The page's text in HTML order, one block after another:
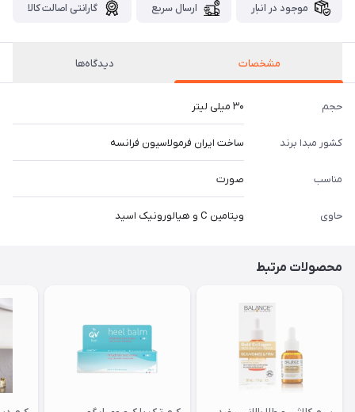
موجود در انبار ارسال سریع گارانتی اصالت کالا
مشخصات دیدگاه‌ها
حجم ۳۰ میلی لیتر
کشور مبدا برند ساخت ایران فرمولاسیون فرانسه
مناسب صورت
حاوی ویتامین C و هیالورونیک اسید
محصولات مرتبط